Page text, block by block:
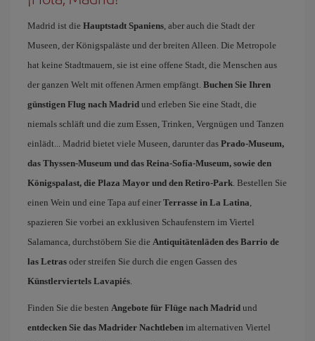
Madrid ist die Hauptstadt Spaniens, aber auch die Stadt der
Museen, der Königspaläste und der breiten Alleen. Die Metropole
hat keine Stadtmauern, sie ist eine offene Stadt, die Menschen aus
der ganzen Welt mit offenen Armen empfängt. Buchen Sie Ihren
günstigen Flug nach Madrid und erleben Sie eine Stadt, die
niemals schläft und die zum Essen, Trinken, Vergnügen und Tanzen
einlädt... Madrid bietet viele Museen, darunter das Prado-Museum,
das Thyssen-Museum und das Reina-Sofía-Museum, sowie den
Königspalast, die Plaza Mayor und den Retiro-Park. Bestellen Sie
einen Wein und eine Tapa auf einer Terrasse in La Latina,
spazieren Sie vorbei an exklusiven Schaufenstern im Viertel
Salamanca, durchstöbern Sie die Antiquitätenläden des Barrio de
las Letras oder streifen Sie durch die engen Gassen des
Künstlerviertels Lavapiés.
Finden Sie die besten Angebote für Flüge nach Madrid und
entdecken Sie das Madrider Nachtleben im alternativen Viertel